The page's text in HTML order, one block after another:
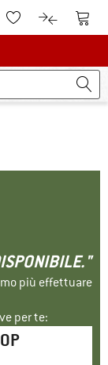
cliente
Alla lista
Al Al
più effettuare
per te: